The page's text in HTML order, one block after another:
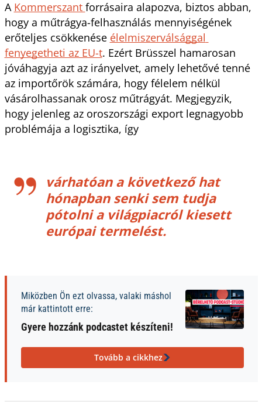
A Kommerszant forrásaira alapozva, biztos abban,
hogy a műtrágya-felhasználás mennyiségének
erőteljes csökkenése élelmiszerválsággal
fenyegetheti az EU-t. Ezért Brüsszel hamarosan
jóváhagyja azt az irányelvet, amely lehetővé tenné
az importőrök számára, hogy félelem nélkül
vásárolhassanak orosz műtrágyát. Megjegyzik,
hogy jelenleg az oroszországi export legnagyobb
problémája a logisztika, így
várhatóan a következő hat
hónapban senki sem tudja
pótolni a világpiacról kiesett
európai termelést.
Miközben Ön ezt olvassa, valaki máshol
már kattintott erre:
Gyere hozzánk podcastet készíteni!
Tovább a cikkhez